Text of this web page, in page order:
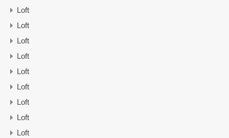
Loft
Loft
Loft
Loft
Loft
Loft
Loft
Loft
Loft